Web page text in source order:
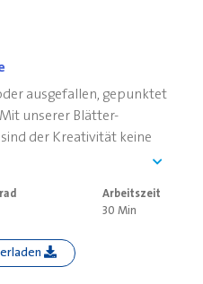
ausgefallen, gepunktet
unserer Blätter-
der Kreativität keine
Arbeitszeit
30 Min